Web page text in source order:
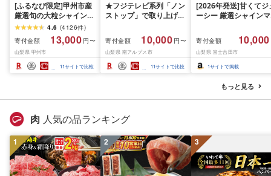
[ふるなび限定]甲州市産
厳選旬の大粒シャインマ
スカット 約1.3kg 2〜3
房[2026年発送]
(MG)B12-472 FN-
Limited-VO シャインマ
スカット フルーツ
4.6 (4126件)
寄付金額
13,000 円〜
山梨県 甲州市
11サイトで比較
★フジテレビ系列「ノン
ストップ」で取り上げら
先行予約]南アルプス市
産シャインマスカット
1.2kg以上(2〜3房)ふる
さと納税 おすすめ 山梨
県 南アルプス市 送料無
寄付金額 10,000 円〜
山梨県 南アルプス市
11サイトで比較
[2026年発送]甘くてジ
ーシー 厳選シャインマ
月前半(1〜15日)から
月下旬までの発送) フ
ーツ ぶどう 果物 山梨
産 2026 旬 大粒 高級
寄付金額 10,000
山梨県 富士吉田市
1サイトで掲載
もっと見る
肉 人気の品ランキング
1 2 3